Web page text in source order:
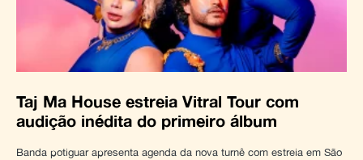
Taj Ma House estreia Vitral Tour com
audição inédita do primeiro álbum
Banda potiguar apresenta agenda da nova turnê com estreia em São